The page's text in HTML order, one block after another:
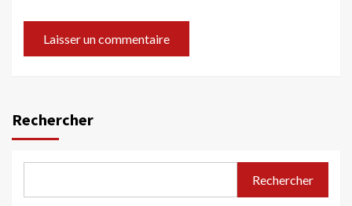
Rechercher
Rechercher